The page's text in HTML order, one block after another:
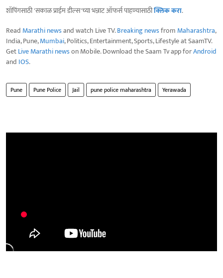
शॉपिंगसाठी 'सकाळ प्राईम डील्स'च्या भन्नाट ऑफर्स पाहण्यासाठीक्लिक करा.
Read Marathi newsand watch Live TV.Breaking newsfrom Maharashtra,
India, Pune,Mumbai, Politics, Entertainment, Sports, Lifestyle at SaamTV.
GetLive Marathi newson Mobile. Download the Saam Tv app forAndroid
and IOS.
Pune Pune Police Jail pune police maharashtra Yerawada